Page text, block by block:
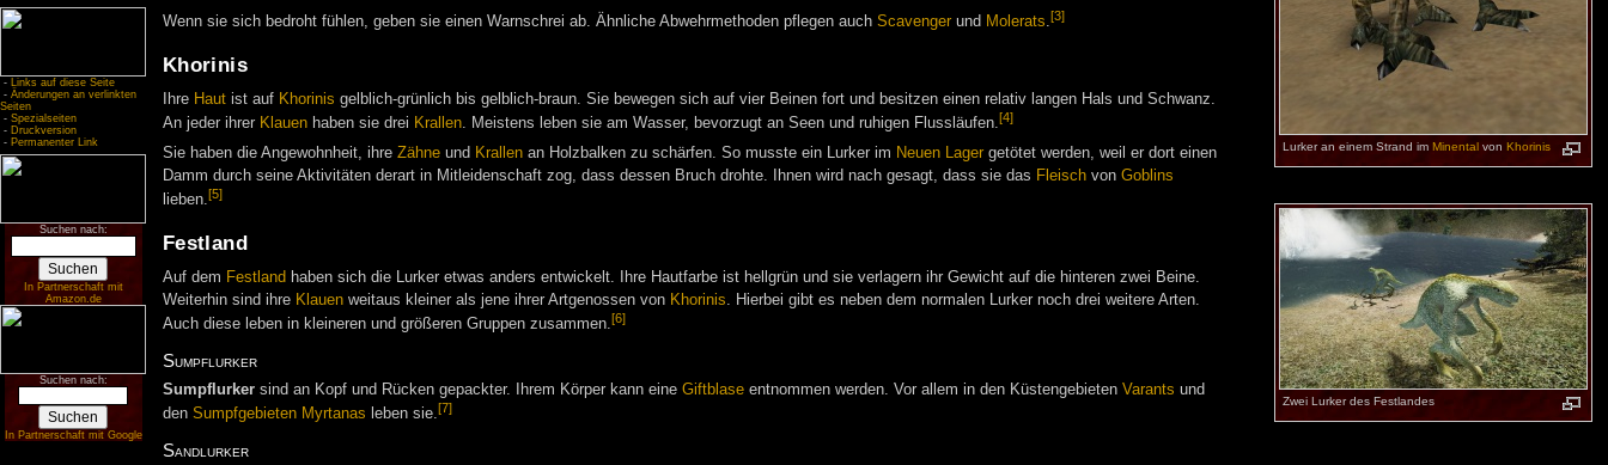
- Links auf diese Seite
- Änderungen an verlinkten
Seiten
- Spezialseiten
- Druckversion
- Permanenter Link
Suchen nach:
In Partnerschaft mit
Amazon.de
Suchen nach:
In Partnerschaft mit Google
Lurker an einem Strand im Minental von Khorinis
Zwei Lurker des Festlandes
Wenn sie sich bedroht fühlen, geben sie einen Warnschrei ab. Ähnliche Abwehrmethoden pflegen auch Scavengerund Molerats.[3]
Khorinis
Ihre Hautist auf Khorinis gelblich-grünlich bis gelblich-braun. Sie bewegen sich auf vier Beinen fort und besitzen einen relativ langen Hals und Schwanz.
An jeder ihrer Klauenhaben sie drei Krallen. Meistens leben sie am Wasser, bevorzugt an Seen und ruhigen Flussläufen.[4]
Sie haben die Angewohnheit, ihre Zähneund Krallenan Holzbalken zu schärfen. So musste ein Lurker im Neuen Lagergetötet werden, weil er dort einen
Damm durch seine Aktivitäten derart in Mitleidenschaft zog, dass dessen Bruch drohte. Ihnen wird nach gesagt, dass sie das Fleischvon Goblins
lieben.[5]
Festland
Auf dem Festland haben sich die Lurker etwas anders entwickelt. Ihre Hautfarbe ist hellgrün und sie verlagern ihr Gewicht auf die hinteren zwei Beine.
Weiterhin sind ihre Klauenweitaus kleiner als jene ihrer Artgenossen von Khorinis. Hierbei gibt es neben dem normalen Lurker noch drei weitere Arten.
Auch diese leben in kleineren und größeren Gruppen zusammen.[6]
Sumpflurker
Sumpflurkersind an Kopf und Rücken gepackter. Ihrem Körper kann eine Giftblaseentnommen werden. Vor allem in den Küstengebieten Varants und
den Sumpfgebieten Myrtanas leben sie.[7]
Sandlurker